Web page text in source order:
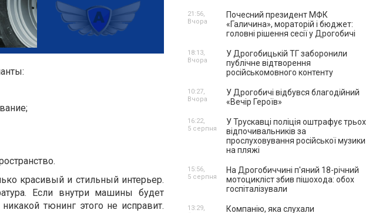
красивый и стильный интерьер.
Если внутри машины будет
тюнинг этого не исправит.
Почесний президент МФК
«Галичина», мораторій і бюджет:
головні рішення сесії у Дрогобичі
21:56,
Вчора
У Дрогобицькій ТГ заборонили
публічне відтворення
російськомовного контенту
18:13,
Вчора
У Дрогобичі відбувся благодійний
«Вечір Героїв»
10:27,
Вчора
У Трускавці поліція оштрафує трьох
відпочивальників за
прослуховування російської музики
на пляжі
16:22,
5 серпня
На Дрогобиччині п'яний 18-річний
мотоцикліст збив пішохода: обох
госпіталізували
15:56,
5 серпня
Компанію, яка слухали
13:29,